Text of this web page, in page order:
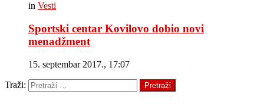
in Vesti
Sportski centar Kovilovo dobio novi
menadžment
15. septembar 2017., 17:07
Traži: Pretraži